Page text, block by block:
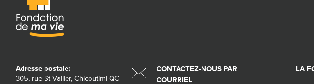
Adresse postale:
305, rue St-Vallier, Chicoutimi QC
CONTACTEZ-NOUS PAR
COURRIEL
LA